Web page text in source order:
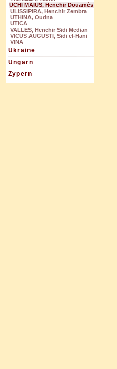
UCHI MAIUS, Henchir Douamès
ULISSIPIRA, Henchir Zembra
UTHINA, Oudna
UTICA
VALLES, Henchir Sidi Median
VICUS AUGUSTI, Sidi el-Hani
VINA
Ukraine
Ungarn
Zypern